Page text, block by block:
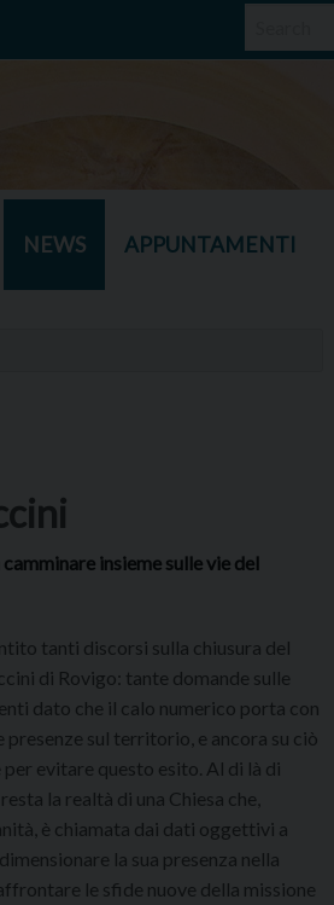
NEWS APPUNTAMENTI
insieme sulle vie del
tanti discorsi sulla chiusura del
di Rovigo: tante domande sulle
dato che il calo numerico porta con
presenze sul territorio, e ancora su ciò
evitare questo esito. Al di là di
la realtà di una Chiesa che,
è chiamata dai dati oggettivi a
la sua presenza nella
le sfide nuove della missione